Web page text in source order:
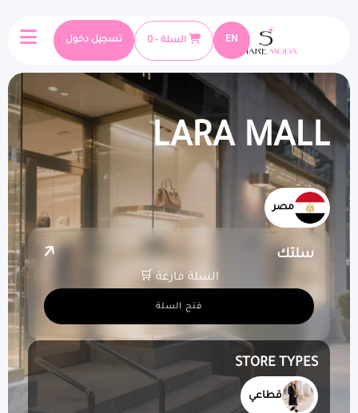
EN السلة - 0 تسجيل دخول
LARA MALL
مصر
سلتك
السلة فارغة 🛒
فتح السلة
STORE TYPES
قطاعي